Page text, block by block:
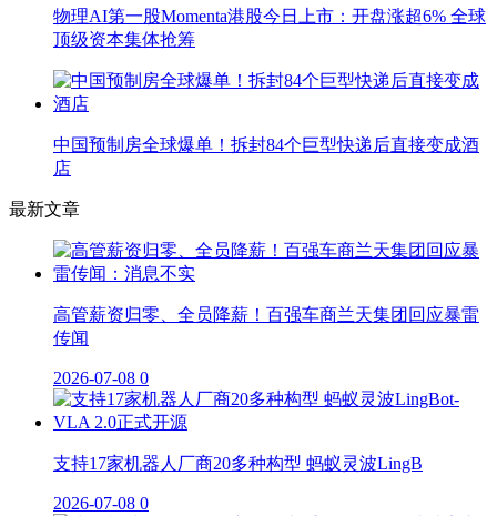
物理AI第一股Momenta港股今日上市：开盘涨超6% 全球
顶级资本集体抢筹
中国预制房全球爆单！拆封84个巨型快递后直接变成酒
店
最新文章
高管薪资归零、全员降薪！百强车商兰天集团回应暴雷
传闻
2026-07-08 0
支持17家机器人厂商20多种构型 蚂蚁灵波LingB
2026-07-08 0